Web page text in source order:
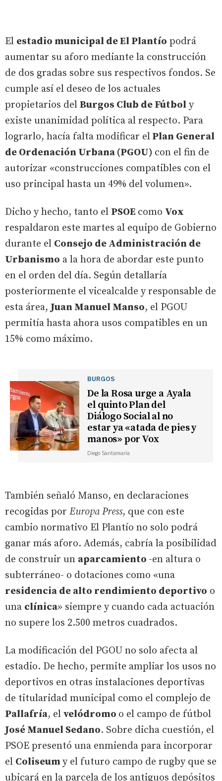
El estadio municipal de El Plantío podrá
aumentar su aforo mediante la construcción
de dos gradas sobre sus respectivos fondos. Se
cumple así el deseo de los actuales
propietarios del Burgos Club de Fútbol y
existe unanimidad política al respecto. Para
lograrlo, hacía falta modificar el Plan General
de Ordenación Urbana (PGOU) con el fin de
autorizar «construcciones compatibles con el
uso principal hasta un 49% del volumen».
Dicho y hecho, tanto el PSOE como Vox
respaldaron este martes al equipo de Gobierno
durante el Consejo de Administración de
Urbanismo a la hora de abordar este punto
en el orden del día. Según detallaría
posteriormente el vicealcalde y responsable de
esta área, Juan Manuel Manso, el PGOU
permitía hasta ahora usos compatibles en un
15% como máximo.
BURGOS
De la Rosa urge a Ayala
el quinto Plan del
Diálogo Social al no
estar ya «atada de pies y
manos» por Vox
Diego Santamaría
También señaló Manso, en declaraciones
recogidas por Europa Press, que con este
cambio normativo El Plantío no solo podrá
ganar más aforo. Además, cabría la posibilidad
de construir un aparcamiento -en altura o
subterráneo- o dotaciones como «una
residencia de alto rendimiento deportivo o
una clínica» siempre y cuando cada actuación
no supere los 2.500 metros cuadrados.
La modificación del PGOU no solo afecta al
estadio. De hecho, permite ampliar los usos no
deportivos en otras instalaciones deportivas
de titularidad municipal como el complejo de
Pallafría, el velódromo o el campo de fútbol
José Manuel Sedano. Sobre dicha cuestión, el
PSOE presentó una enmienda para incorporar
el Coliseum y el futuro campo de rugby que se
ubicará en la parcela de los antiguos depósitos